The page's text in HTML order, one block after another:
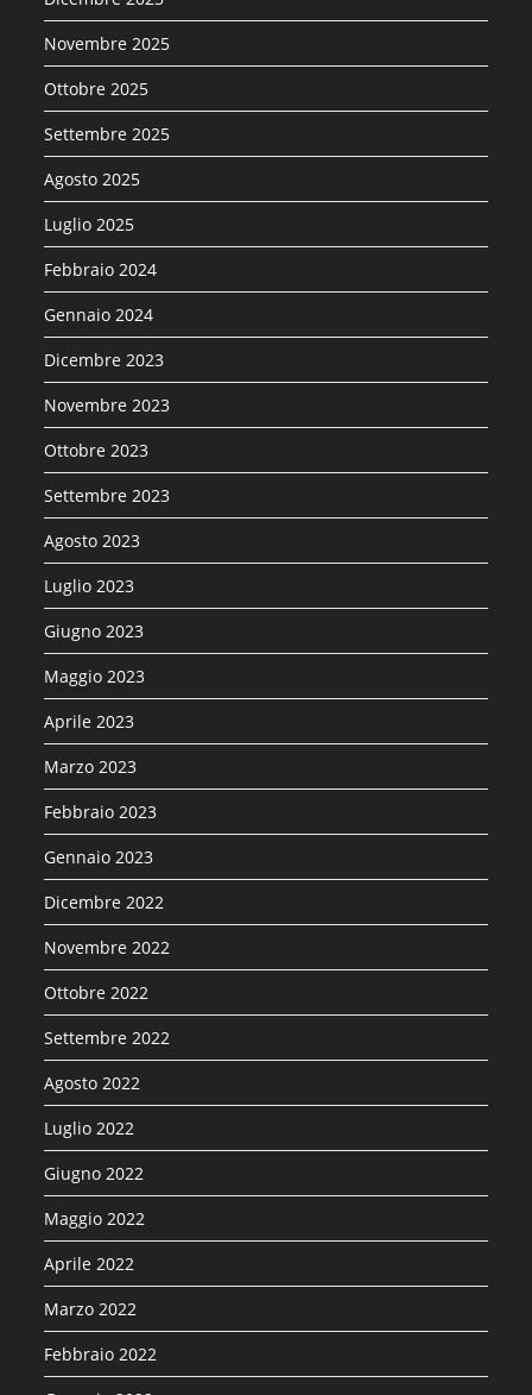
Novembre 2025
Ottobre 2025
Settembre 2025
Agosto 2025
Luglio 2025
Febbraio 2024
Gennaio 2024
Dicembre 2023
Novembre 2023
Ottobre 2023
Settembre 2023
Agosto 2023
Luglio 2023
Giugno 2023
Maggio 2023
Aprile 2023
Marzo 2023
Febbraio 2023
Gennaio 2023
Dicembre 2022
Novembre 2022
Ottobre 2022
Settembre 2022
Agosto 2022
Luglio 2022
Giugno 2022
Maggio 2022
Aprile 2022
Marzo 2022
Febbraio 2022